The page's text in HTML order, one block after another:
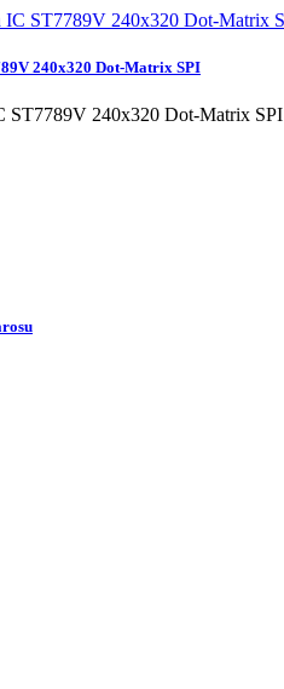
240x320 Dot-Matrix SPI
240x320 Dot-Matrix SPI